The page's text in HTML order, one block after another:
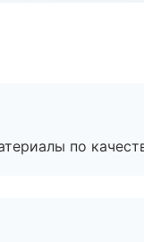
по